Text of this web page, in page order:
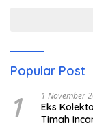
Popular Post
1 1 November
Eks
Timah